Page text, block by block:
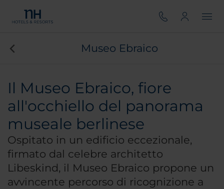
Museo Ebraico
Il Museo Ebraico, fiore
all'occhiello del panorama
museale berlinese
Ospitato in un edificio eccezionale,
firmato dal celebre architetto
Libeskind, il Museo Ebraico propone un
avvincente percorso di ricognizione a